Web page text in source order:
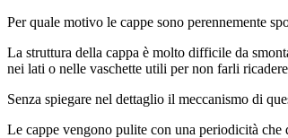
Per quale motivo le cappe sono perennemente
La struttura della cappa è molto difficile da
nei lati o nelle vaschette utili per non farli
Senza spiegare nel dettaglio il meccanismo di
Le cappe vengono pulite con una periodicità